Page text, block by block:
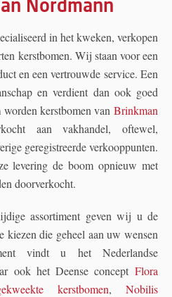
Nordmann
in het kweken, verkopen
kerstbomen. Wij staan voor een
en een vertrouwde service. Een
en verdient dan ook goed
kerstbomen van Brinkman
aan vakhandel, oftewel,
geregistreerde verkooppunten.
levering de boom opnieuw met
doorverkocht.
assortiment geven wij u de
kiezen die geheel aan uw wensen
vindt u het Nederlandse
ook het Deense concept Flora
kerstbomen, Nobilis